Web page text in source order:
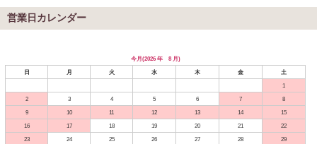
営業日カレンダー
今月(2026 年 8 月)
日
月 火 水 木 金
土
1
2
3 4 5 6 7
8
9
10 11 12 13 14
15
16
17 18 19 20 21
22
23
24 25 26 27 28
29